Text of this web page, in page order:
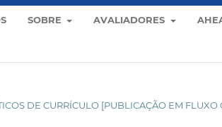
SOBRE AVALIADORES
DE CURRÍCULO [PUBLICAÇÃO EM